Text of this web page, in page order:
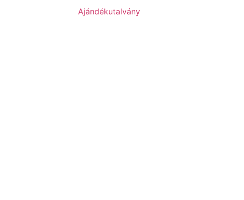
Ajándékutalvány